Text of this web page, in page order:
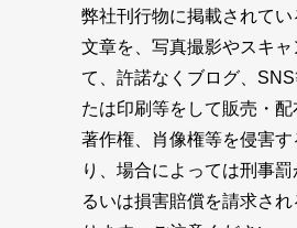
弊社刊行物に掲載されて
文章を、写真撮影やスキャ
て、許諾なくブログ、SNS
たは印刷等をして販売・
著作権、肖像権等を侵害す
り、場合によっては刑事
るいは損害賠償を請求さ